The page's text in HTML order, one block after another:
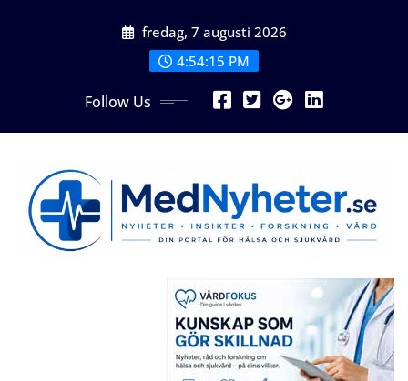
fredag, 7 augusti 2026
4:54:16 PM
Follow Us